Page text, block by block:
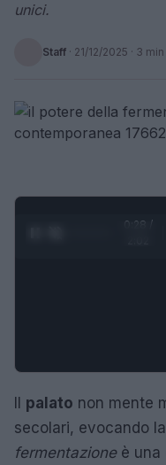
unici.
Staff · 21/12/2025 · 3 min
0:29 /
palato non mente
secolari, evocando
fermentazioneè una